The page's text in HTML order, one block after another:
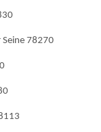
Seine 78270